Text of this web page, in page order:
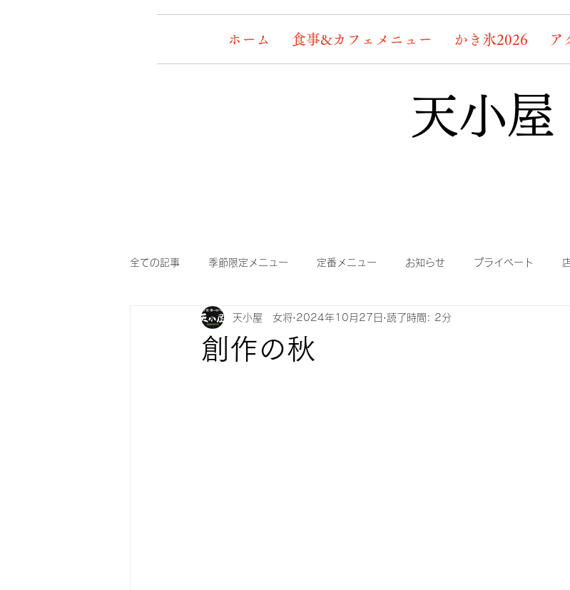
ホーム 食事&カフェメニュー かき氷2026 ア
天小屋
全ての記事 季節限定メニュー 定番メニュー お知らせ プライベート
デッキワンコ イケメン&女盛り まかない 蛍情報
創作の秋
天小屋 女将 2024年10月27日 読了時間: 2分